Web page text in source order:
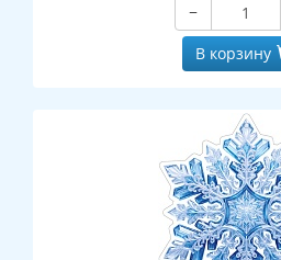
−
В корзину